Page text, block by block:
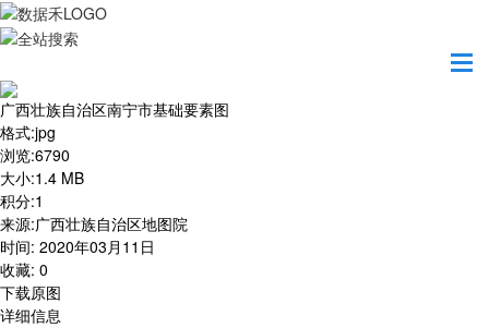
广西壮族自治区南宁市基础要素图
格式:jpg
浏览:6790
大小:1.4 MB
积分:1
来源:广西壮族自治区地图院
时间: 2020年03月11日
收藏: 0
下载原图
详细信息